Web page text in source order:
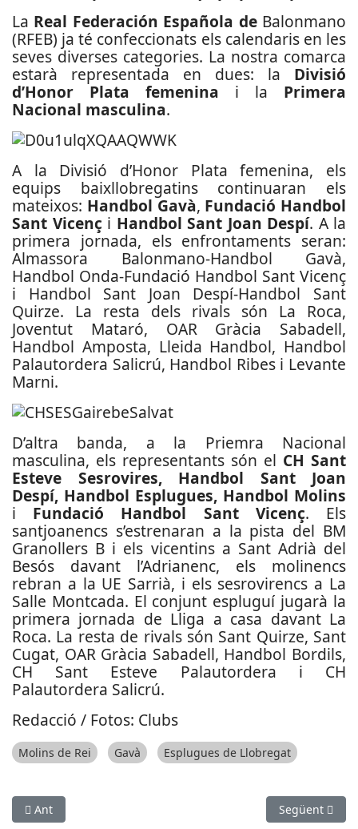
La Real Federación Española deBalonmano
(RFEB) ja té confeccionats els calendaris en les
seves diverses categories. La nostra comarca
estarà representada en dues: la Divisió
d’Honor Plata femenina i la Primera
Nacional masculina.
A la Divisió d’Honor Plata femenina, els
equips baixllobregatins continuaran els
mateixos: Handbol Gavà, Fundació Handbol
Sant Vicenç i Handbol Sant Joan Despí. A la
primera jornada, els enfrontaments seran:
Almassora Balonmano-Handbol Gavà,
Handbol Onda-Fundació Handbol Sant Vicenç
i Handbol Sant Joan Despí-Handbol Sant
Quirze. La resta dels rivals són La Roca,
Joventut Mataró, OAR Gràcia Sabadell,
Handbol Amposta, Lleida Handbol, Handbol
Palautordera Salicrú, Handbol Ribes i Levante
Marni.
D’altra banda, a la Priemra Nacional
masculina, els representants són el CH Sant
Esteve Sesrovires, Handbol Sant Joan
Despí, Handbol Esplugues, Handbol Molins
i Fundació Handbol Sant Vicenç. Els
santjoanencs s’estrenaran a la pista del BM
Granollers B i els vicentins a Sant Adrià del
Besós davant l’Adrianenc, els molinencs
rebran a la UE Sarrià, i els sesrovirencs a La
Salle Montcada. El conjunt espluguí jugarà la
primera jornada de Lliga a casa davant La
Roca. La resta de rivals són Sant Quirze, Sant
Cugat, OAR Gràcia Sabadell, Handbol Bordils,
CH Sant Esteve Palautordera i CH
Palautordera Salicrú.
Redacció / Fotos: Clubs
Molins de Rei Gavà Esplugues de Llobregat
Article anterior: UE Santboiana-Jabatas Móstoles, primer duel
Ant Article
Següent